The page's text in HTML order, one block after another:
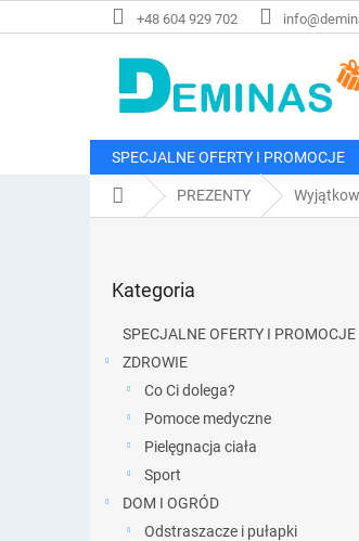
do
+48 604 929 702
SPECJALNE OFERTY I PROMOCJE
Home PREZENTY
kategorie
Kategoria
SPECJALNE OFERTY I PROMOCJE
ZDROWIE
Co Ci dolega?
Pomoce medyczne
Pielęgnacja ciała
Sport
DOM I OGRÓD
Odstraszacze i pułapki